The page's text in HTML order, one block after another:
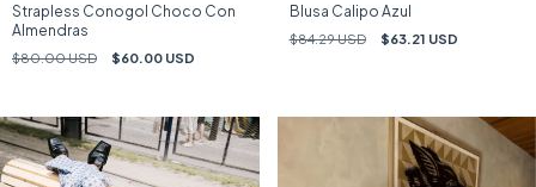
Strapless Conogol Choco Con
Almendras
$80.00 USD $60.00 USD
Blusa Calipo Azul
$84.29 USD $63.21 USD